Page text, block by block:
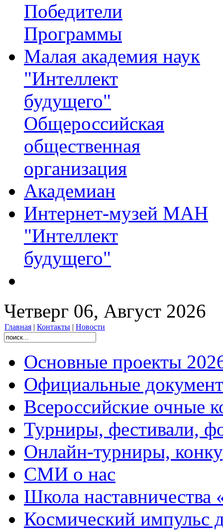
Победители
Программы
Малая академия наук
"Интеллект
будущего"
Общероссийская
общественная
организация
Академиан
Интернет-музей МАН
"Интеллект
будущего"
Четверг 06, Август 2026
Главная | Контакты | Новости
Основные проекты
Официальные
Всероссийские очные
Турниры, фестивали,
Онлайн-турниры,
СМИ о нас
Школа
Космический импульс